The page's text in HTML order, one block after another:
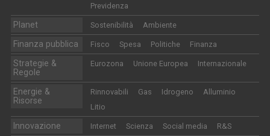
Previdenza
Planet Sostenibilità Ambiente
Finanza pubblica Fisco Spesa Politiche Finanza
Strategie &
Regole
Eurozona Unione Europea Internazionale
Energie &
Risorse
Rinnovabili Gas Idrogeno
Alluminio
Litio
Innovazione Internet Scienza Social media R&S